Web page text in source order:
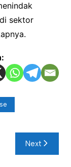
sektor
Next